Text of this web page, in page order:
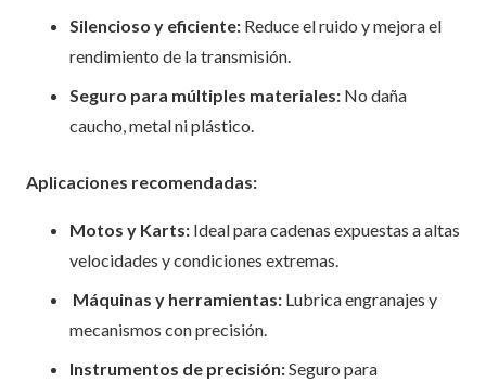
Silencioso y eficiente: Reduce el ruido y mejora el
rendimiento de la transmisión.
Seguro para múltiples materiales: No daña
caucho, metal ni plástico.
Aplicaciones recomendadas:
Motos y Karts: Ideal para cadenas expuestas a altas
velocidades y condiciones extremas.
Máquinas y herramientas: Lubrica engranajes y
mecanismos con precisión.
Instrumentos de precisión:Seguro para